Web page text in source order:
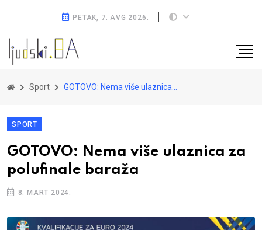
PETAK, 7. AVG 2026.
Sport GOTOVO: Nema više ulaznica za polufinale baraža
SPORT
GOTOVO: Nema više ulaznica za
polufinale baraža
8. MART 2024.